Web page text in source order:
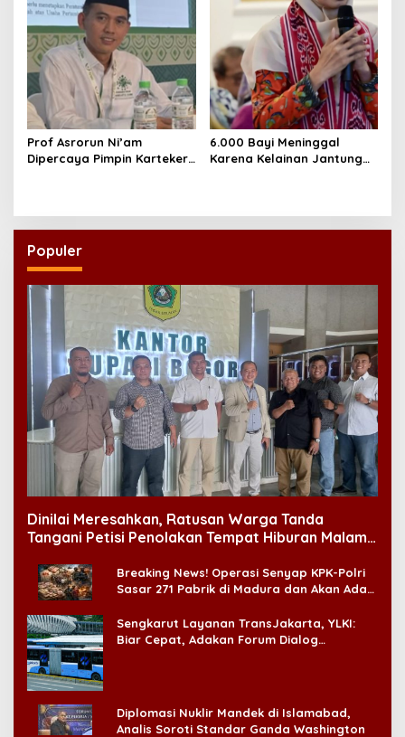
Prof Asrorun Ni’am
Dipercaya Pimpin Karteker
6.000 Bayi Meninggal
Karena Kelainan Jantung
Populer
Dinilai Meresahkan, Ratusan Warga Tanda
Tangani Petisi Penolakan Tempat Hiburan Malam
Breaking News! Operasi Senyap KPK-Polri
Sasar 271 Pabrik di Madura dan Akan Ada
Sengkarut Layanan TransJakarta, YLKI:
Biar Cepat, Adakan Forum Dialog
Diplomasi Nuklir Mandek di Islamabad,
Analis Soroti Standar Ganda Washington